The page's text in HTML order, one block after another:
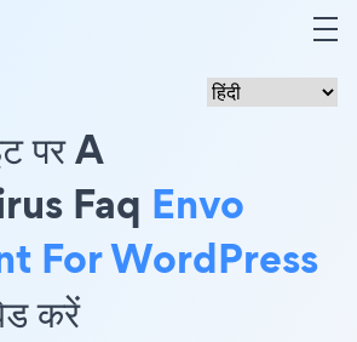
पर A
Faq Envo
For WordPress
करें